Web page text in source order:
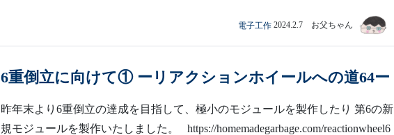
電子工作 2024.2.7 お父ちゃん
6重倒立に向けて① ーリアクションホイールへの道64ー
昨年末より6重倒立の達成を目指して、極小のモジュールを製作したり 第6の新
規モジュールを製作いたしました。 https://homemadegarbage.com/reactionwheel6